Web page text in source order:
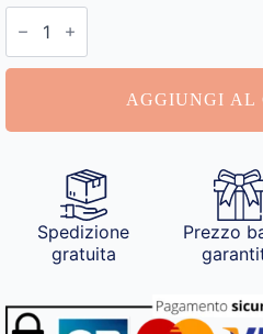
Palle
di
Personalizzate
AGGIUNGI AL
Spedizione
gratuita
Prezzo